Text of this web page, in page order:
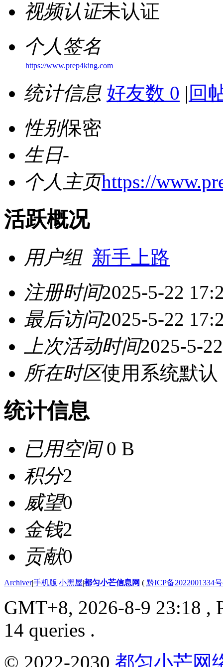
视频认证未认证
个人签名
https://www.prep4king.com
统计信息 好友数 0 | 回
性别保密
生日-
个人主页https://
活跃概况
用户组 新手上路
注册时间2025-5-22
最后访问2025-5-22
上次活动时间2025-5-
所在时区使用系统默认
统计信息
已用空间0 B
积分2
威望0
金钱2
贡献0
Archiver|手机版|小黑屋|都匀小芒信息网 ( 黔ICP备2022001334
GMT+8, 2026-8-9 23:18 ,
14 queries .
© 2022-2030 都匀小芒网